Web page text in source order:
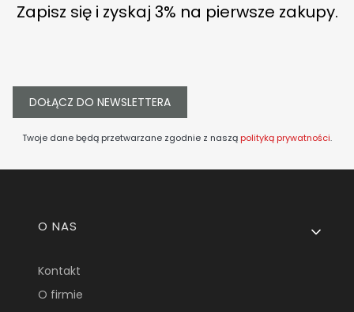
Zapisz się i zyskaj 3% na pierwsze zakupy.
DOŁĄCZ DO NEWSLETTERA
Twoje dane będą przetwarzane zgodnie z naszą polityką prywatności.
Linki w stopce
O NAS
Kontakt
O firmie